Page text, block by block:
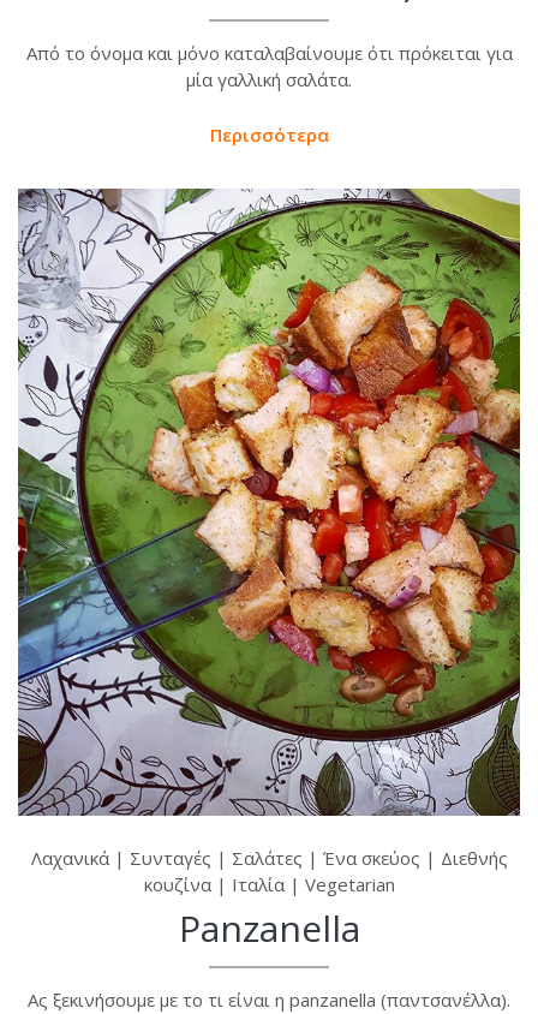
Από το όνομα και μόνο καταλαβαίνουμε ότι πρόκειται για
μία γαλλική σαλάτα.
Περισσότερα
Λαχανικά| Συνταγές | Σαλάτες | Ένα σκεύος | Διεθνής
κουζίνα| Ιταλία| Vegetarian
Panzanella
Ας ξεκινήσουμε με το τι είναι η panzanella (παντσανέλλα).